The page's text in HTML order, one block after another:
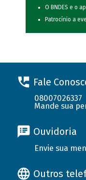
O BNDES e o
Patrocínio a
Fale
08007026337
Mande sua
Ouvidoria
Envie sua
Outros